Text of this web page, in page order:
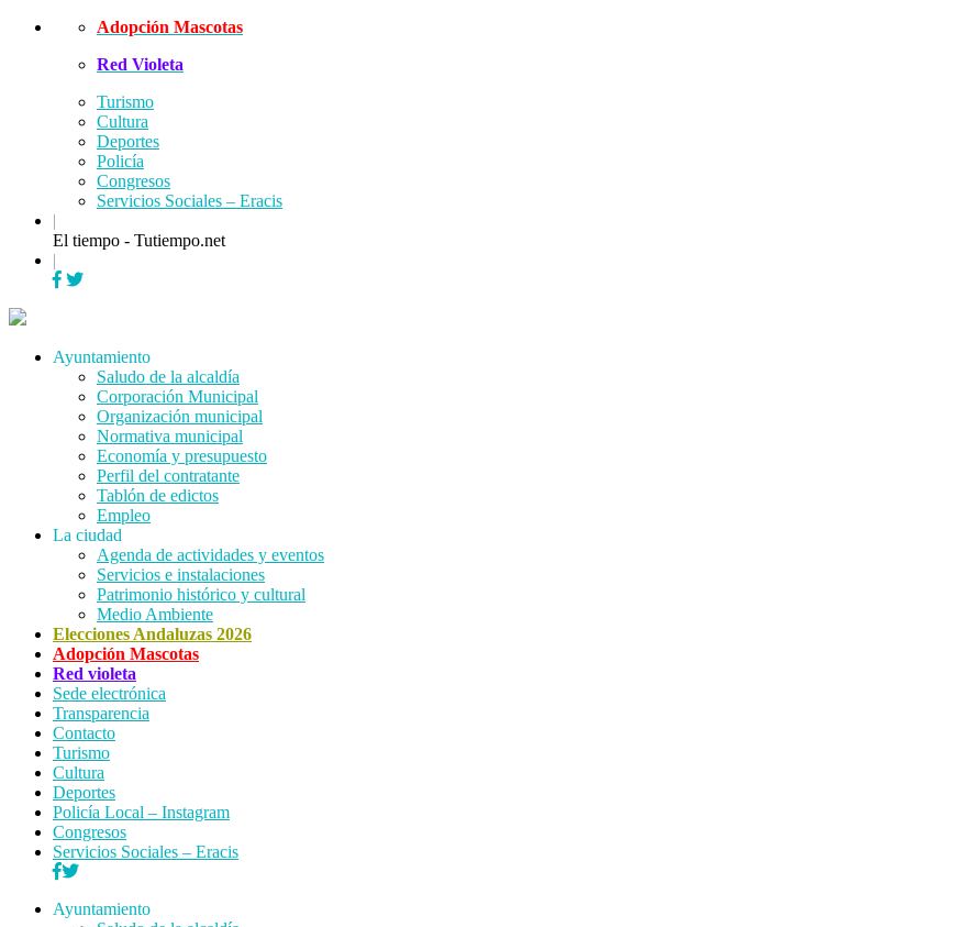
Skip
Adopción Mascotas
Red Violeta
Turismo
Cultura
Deportes
Policía
Congresos
Servicios Sociales – Eracis
|
El tiempo - Tutiempo.net
|
Menu
Ayuntamiento
Saludo de la alcaldía
Corporación Municipal
Organización municipal
Normativa municipal
Economía y presupuesto
Perfil del contratante
Tablón de edictos
Empleo
La ciudad
Agenda de actividades y eventos
Servicios e instalaciones
Patrimonio histórico y cultural
Medio Ambiente
Elecciones Andaluzas 2026
Adopción Mascotas
Red violeta
Sede electrónica
Transparencia
Contacto
Turismo
Cultura
Deportes
Policía Local – Instagram
Congresos
Servicios Sociales – Eracis
Ayuntamiento